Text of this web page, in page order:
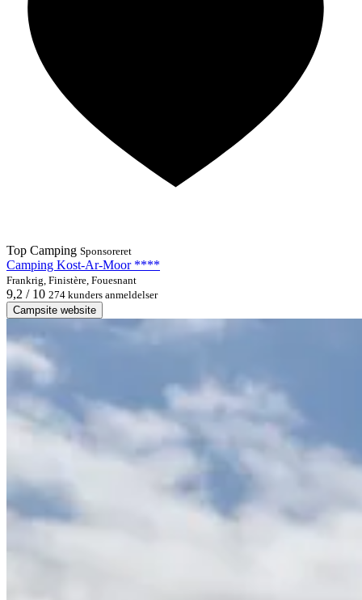
Top Camping Sponsoreret
Camping Kost-Ar-Moor ****
Frankrig, Finistère, Fouesnant
9,2 / 10 274 kunders anmeldelser
Campsite website